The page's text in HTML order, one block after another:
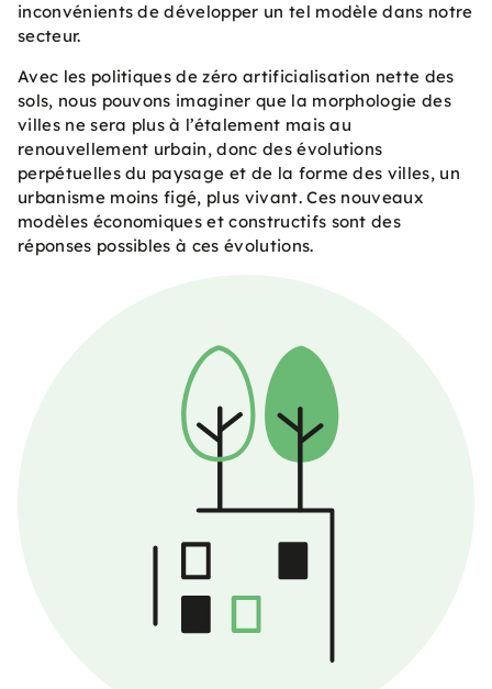
inconvénients de développer un tel modèle dans notre
secteur.
Avec les politiques de zéro artificialisation nette des
sols, nous pouvons imaginer que la morphologie des
villes ne sera plus à l’étalement mais au
renouvellement urbain, donc des évolutions
perpétuelles du paysage et de la forme des villes, un
urbanisme moins figé, plus vivant. Ces nouveaux
modèles économiques et constructifs sont des
réponses possibles à ces évolutions.